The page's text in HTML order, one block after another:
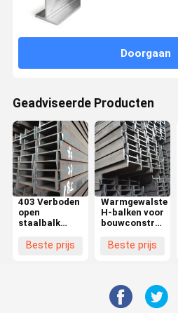
Doorgaan
Geadviseerde Producten
403 Verboden
open
staalbalk
nauwkeurige
Beste prijs
Warmgewalste
H-balken voor
bouwconstructies
constructies
Beste prijs